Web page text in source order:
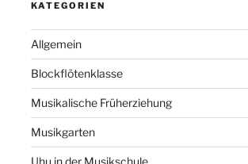
KATEGORIEN
Allgemein
Blockflötenklasse
Musikalische Früherziehung
Musikgarten
Uhu in der Musikschule